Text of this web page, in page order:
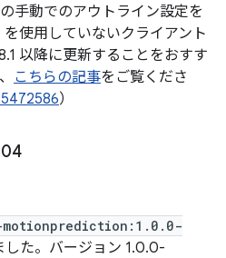
手動でのアウトライン設定を
使用していないクライアント
以降に更新することをおすす
こちらの記事をご覧くださ
）
した。バージョン 1.0.0-